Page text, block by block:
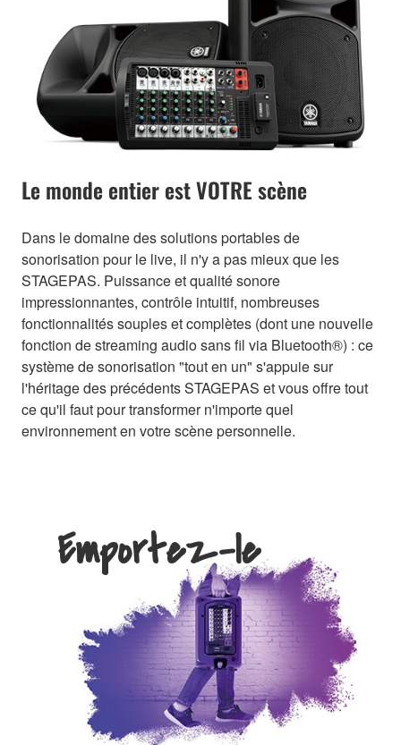
Le monde entier est VOTRE scène
Dans le domaine des solutions portables de
sonorisation pour le live, il n'y a pas mieux que les
STAGEPAS. Puissance et qualité sonore
impressionnantes, contrôle intuitif, nombreuses
fonctionnalités souples et complètes (dont une nouvelle
fonction de streaming audio sans fil via Bluetooth®) : ce
système de sonorisation "tout en un" s'appuie sur
l'héritage des précédents STAGEPAS et vous offre tout
ce qu'il faut pour transformer n'importe quel
environnement en votre scène personnelle.
Emportez-le